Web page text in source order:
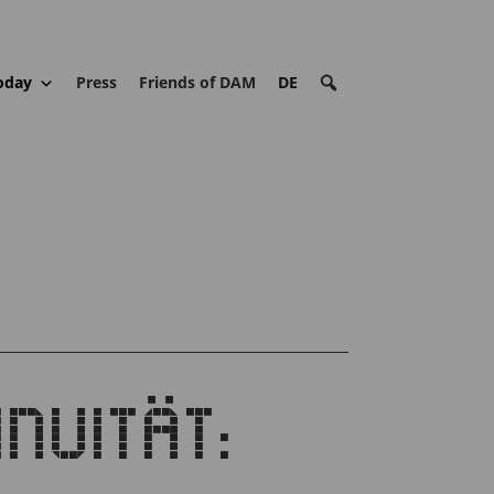
Press Friends of DAM DE